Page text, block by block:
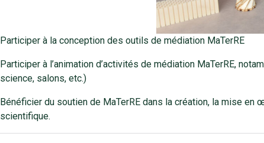
Participer à la conception des outils de médiation MaTerRE
Participer à l’animation d’activités de médiation MaTerRE,
science, salons, etc.)
Bénéficier du soutien de MaTerRE dans la création, la mise
scientifique.